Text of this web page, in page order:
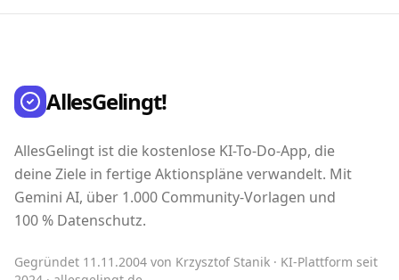
AllesGelingt!
AllesGelingt ist die kostenlose KI-To-Do-App, die
deine Ziele in fertige Aktionspläne verwandelt. Mit
Gemini AI, über 1.000 Community-Vorlagen und
100 % Datenschutz.
Gegründet 11.11.2004 von Krzysztof Stanik · KI-Plattform seit